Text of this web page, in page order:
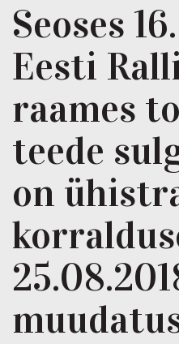
Seoses
Eesti
raames
teede
on